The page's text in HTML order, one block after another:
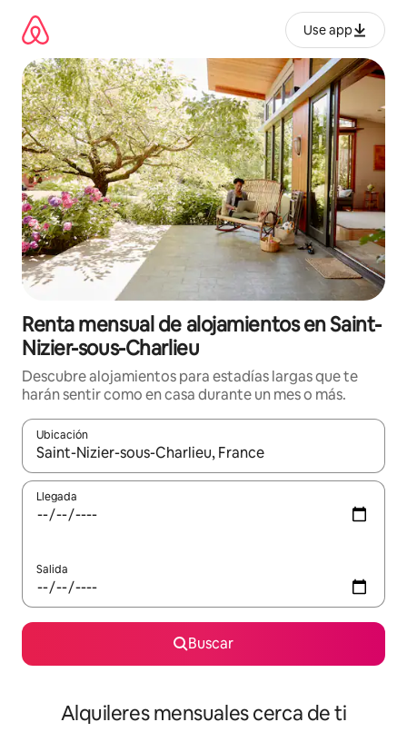
contenido
Use app
Renta mensual de alojamientos en Saint-
Nizier-sous-Charlieu
Descubre alojamientos para estadías largas que te
harán sentir como en casa durante un mes o más.
Ubicación
Cuando los resultados estén disponibles, navega con las
Llegada
Salida
Buscar
Alquileres mensuales cerca de ti